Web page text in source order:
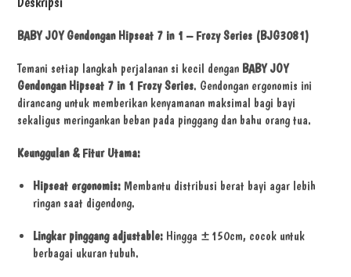
BABY JOY Gendongan Hipseat 7 in 1 – Frozy Series (BJG3081)
Temani setiap langkah perjalanan si kecil dengan BABY JOY
Gendongan Hipseat 7 in 1 Frozy Series. Gendongan ergonomis ini
dirancang untuk memberikan kenyamanan maksimal bagi bayi
sekaligus meringankan beban pada pinggang dan bahu orang tua.
Keunggulan & Fitur Utama:
Hipseat ergonomis: Membantu distribusi berat bayi agar lebih
ringan saat digendong.
Lingkar pinggang adjustable: Hingga ±150cm, cocok untuk
berbagai ukuran tubuh.